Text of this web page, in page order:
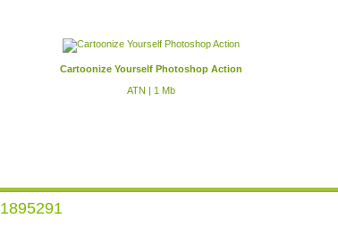
Cartoonize Yourself Photoshop Action
ATN | 1 Mb